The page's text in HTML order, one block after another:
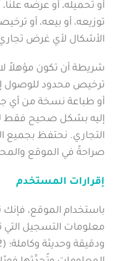
أو تحميله، أو عرضه علنًا،
توزيعه، أو بيعه، أو
الأشكال لأي غرض
شريطة أن تكون مؤهلاً
ترخيص محدود للوصول
أو طباعة نسخة من أي
إليه بشكل صحيح فقط
التجاري. نحتفظ بجميع
صراحةً في الموقع
إقرارات المستخدم
معلومات التسجيل